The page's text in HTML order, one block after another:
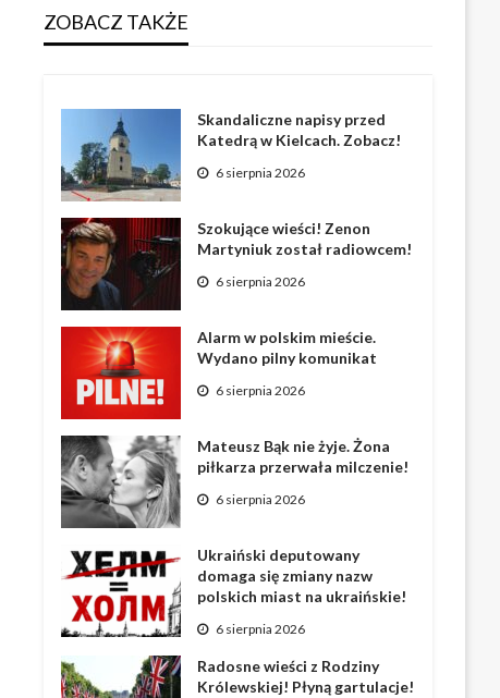
ZOBACZ TAKŻE
Skandaliczne napisy przed
Katedrą w Kielcach. Zobacz!
6 sierpnia 2026
Szokujące wieści! Zenon
Martyniuk został radiowcem!
6 sierpnia 2026
Alarm w polskim mieście.
Wydano pilny komunikat
6 sierpnia 2026
Mateusz Bąk nie żyje. Żona
piłkarza przerwała milczenie!
6 sierpnia 2026
Ukraiński deputowany
domaga się zmiany nazw
polskich miast na ukraińskie!
6 sierpnia 2026
Radosne wieści z Rodziny
Królewskiej! Płyną gartulacje!